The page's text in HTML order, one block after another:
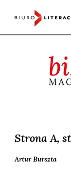
Strona A,
ArturBurszta